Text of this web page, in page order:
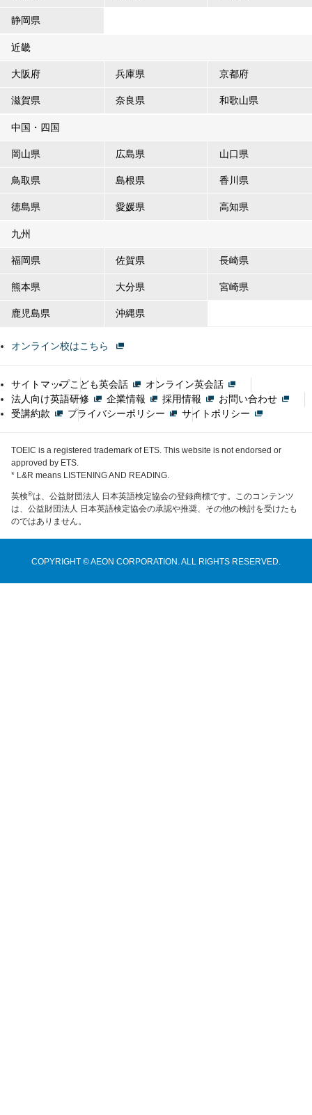
静岡県
近畿
大阪府 兵庫県 京都府
滋賀県 奈良県 和歌山県
中国・四国
岡山県 広島県 山口県
鳥取県 島根県 香川県
徳島県 愛媛県 高知県
九州
福岡県 佐賀県 長崎県
熊本県 大分県 宮崎県
鹿児島県 沖縄県
オンライン校はこちら
サイトマップこども英会話
オンライン英会話
法人向け英語研修
企業情報 採用情報
お問い合わせ
受講約款
プライバシーポリシー サイトポリシー
TOEIC is a registered trademark of ETS. This website is not endorsed or
approved by ETS.
* L&R means LISTENING AND READING.
英検®は、公益財団法人 日本英語検定協会の登録商標です。このコンテンツ
は、公益財団法人 日本英語検定協会の承認や推奨、その他の検討を受けたも
のではありません。
COPYRIGHT © AEON CORPORATION. ALL RIGHTS RESERVED.